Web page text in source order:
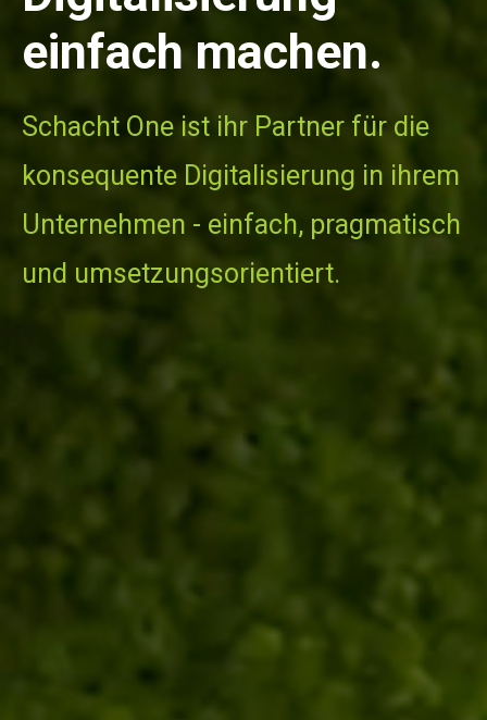
einfach machen.
Schacht One ist ihr Partner für die
konsequente Digitalisierung in ihrem
Unternehmen - einfach, pragmatisch
und umsetzungsorientiert.